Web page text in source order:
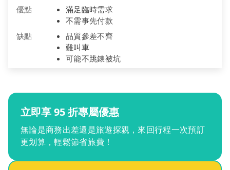
優點
滿足臨時需求
不需事先付款
缺點
品質參差不齊
難叫車
可能不跳錶被坑
立即享 95 折專屬優惠
無論是商務出差還是旅遊探親，來回行程一次預訂
更划算，輕鬆節省旅費！